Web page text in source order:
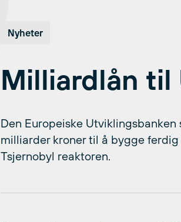
Nyheter
Milliardlån til
Den Europeiske
milliarder kroner til å bygge
Tsjernobyl reaktoren.